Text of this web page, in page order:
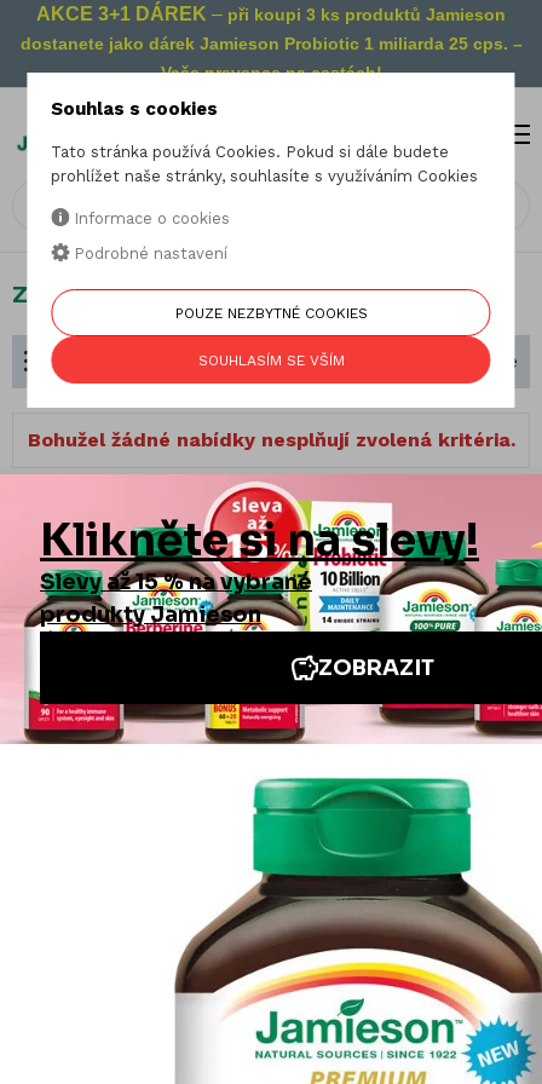
AKCE 3+1 DÁREK – při koupi 3 ks produktů Jamieson
dostanete jako dárek Jamieson Probiotic 1 miliarda 25 cps. –
Vaše prevence na cestách!
0
Zdravé kosti
Seřadit podle
Dělení podle zaměření
Bohužel žádné nabídky nesplňují zvolená kritéria.
Jiné stránky Jamieson
Souhlas s cookies
Tato stránka používá Cookies. Pokud si dále budete
prohlížet naše stránky, souhlasíte s využíváním Cookies
Informace o cookies
Podrobné nastavení
POUZE NEZBYTNÉ COOKIES
SOUHLASÍM SE VŠÍM